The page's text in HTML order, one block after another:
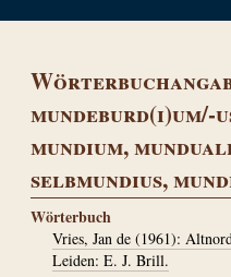
mundeburd(i)um/-
mundium,
selbmundius,
Wörterbuch
Vries, Jan de (1961):
Leiden: E. J. Brill.